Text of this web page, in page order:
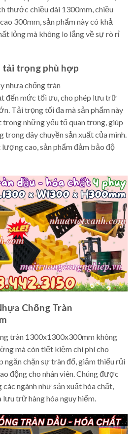
thước chiều dài 1300mm, chiều
300mm, sản phẩm này có khả
lỏng mà không lo lắng về sự rò rỉ
tải trọng phù hợp
nhựa chống tràn
đến mức tối ưu, cho phép lưu trữ
Tải trọng tối đa mà sản phẩm này
những yếu tố quan trọng, giúp
trong dây chuyền sản xuất của mình.
cao, sản phẩm đảm bảo độ
Chống Tràn
tràn 1300x1300x300mm không
mà còn tiết kiệm chi phí cho
ngăn chặn sự tràn đổ, giảm thiểu rủi
động cho nhân viên. Chúng được
ngành như sản xuất hóa chất,
trữ hàng hóa nguy hiểm.